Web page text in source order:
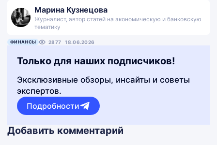
Марина Кузнецова
Журналист, автор статей на экономическую и банковскую
тематику
ФИНАНСЫ 2877 18.06.2026
Только для наших подписчиков!
Эксклюзивные обзоры, инсайты и советы
экспертов.
Подробности
Добавить комментарий